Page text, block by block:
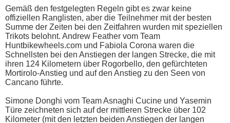
Gemäß den festgelegten Regeln gibt es zwar keine
offiziellen Ranglisten, aber die Teilnehmer mit der besten
Summe der Zeiten bei den Zeitfahren wurden mit speziellen
Trikots belohnt. Andrew Feather vom Team
Huntbikewheels.com und Fabiola Corona waren die
Schnellsten bei den Anstiegen der langen Strecke, die mit
ihren 124 Kilometern über Rogorbello, den gefürchteten
Mortirolo-Anstieg und auf den Anstieg zu den Seen von
Cancano führte.
Simone Donghi vom Team Asnaghi Cucine und Yasemin
Türe zeichneten sich auf der mittleren Strecke über 102
Kilometer (mit den letzten beiden Anstiegen der langen